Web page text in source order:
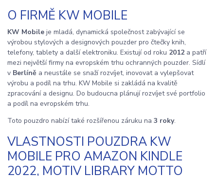
O FIRMĚ KW MOBILE
KW Mobile je mladá, dynamická společnost zabývající se
výrobou stylových a designových pouzder pro čtečky knih,
telefony, tablety a další elektroniku. Existují od roku 2012 a patří
mezi největší firmy na evropském trhu ochranných pouzder. Sídlí
v Berlíně a neustále se snaží rozvíjet, inovovat a vylepšovat
výrobu a podíl na trhu. KW Mobile si zakládá na kvalitě
zpracování a designu. Do budoucna plánují rozvíjet své portfolio
a podíl na evropském trhu.
Toto pouzdro nabízí také rozšířenou záruku na 3 roky.
VLASTNOSTI POUZDRA KW
MOBILE PRO AMAZON KINDLE
2022, MOTIV LIBRARY MOTTO